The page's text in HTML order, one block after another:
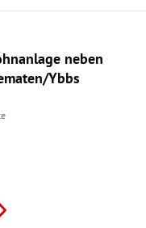
neben
Ybbs